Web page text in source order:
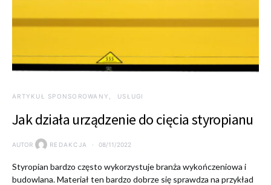
ARTYKUŁ SPONSOROWANY USŁUGI
Jak działa urządzenie do cięcia styropianu
AUTOR REDAKCJA 08/11/2022
Styropian bardzo często wykorzystuje branża wykończeniowa i
budowlana. Materiał ten bardzo dobrze się sprawdza na przykład